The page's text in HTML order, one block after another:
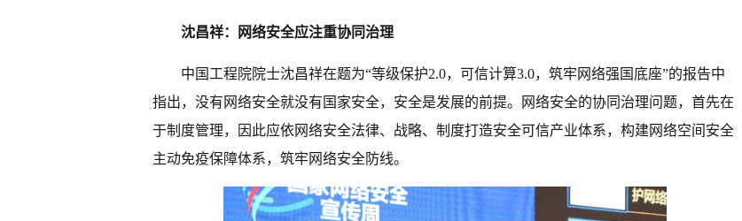
沈昌祥：网络安全应注重协同治理
中国工程院院士沈昌祥在题为“等级保护2.0，可信计算3.0，筑牢网络强国底座”的报告中
指出，没有网络安全就没有国家安全，安全是发展的前提。网络安全的协同治理问题，首先在
于制度管理，因此应依网络安全法律、战略、制度打造安全可信产业体系，构建网络空间安全
主动免疫保障体系，筑牢网络安全防线。